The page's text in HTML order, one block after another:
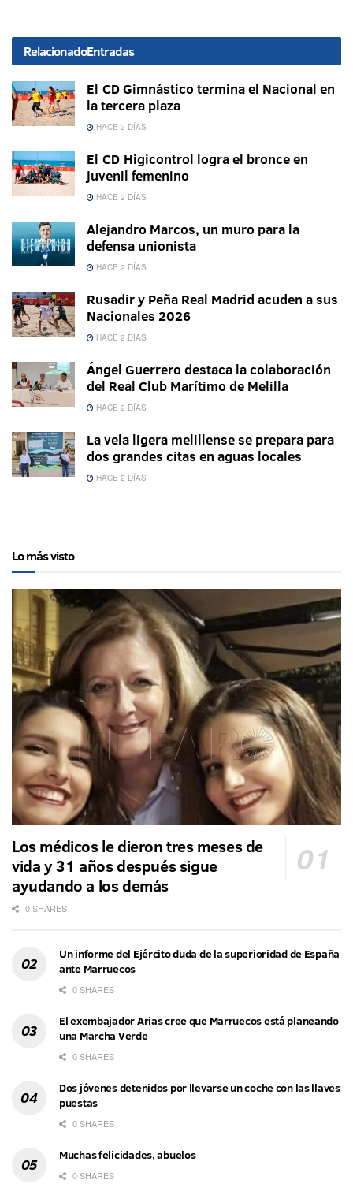
RelacionadoEntradas
El CD Gimnástico termina el Nacional en
la tercera plaza
HACE 2 DÍAS
El CD Higicontrol logra el bronce en
juvenil femenino
HACE 2 DÍAS
Alejandro Marcos, un muro para la
defensa unionista
HACE 2 DÍAS
Rusadir y Peña Real Madrid acuden a sus
Nacionales 2026
HACE 2 DÍAS
Ángel Guerrero destaca la colaboración
del Real Club Marítimo de Melilla
HACE 2 DÍAS
La vela ligera melillense se prepara para
dos grandes citas en aguas locales
HACE 2 DÍAS
Lo más visto
Los médicos le dieron tres meses de
vida y 31 años después sigue
ayudando a los demás
0 SHARES
Un informe del Ejército duda de la superioridad de España
ante Marruecos
0 SHARES
El exembajador Arias cree que Marruecos está planeando
una Marcha Verde
0 SHARES
Dos jóvenes detenidos por llevarse un coche con las llaves
puestas
0 SHARES
Muchas felicidades, abuelos
0 SHARES